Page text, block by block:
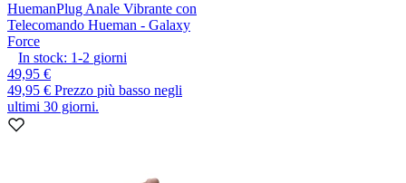
HuemanPlug Anale Vibrante con
Telecomando Hueman - Galaxy
Force
In stock: 1-2 giorni
49,95 €
49,95 € Prezzo più basso negli
ultimi 30 giorni.